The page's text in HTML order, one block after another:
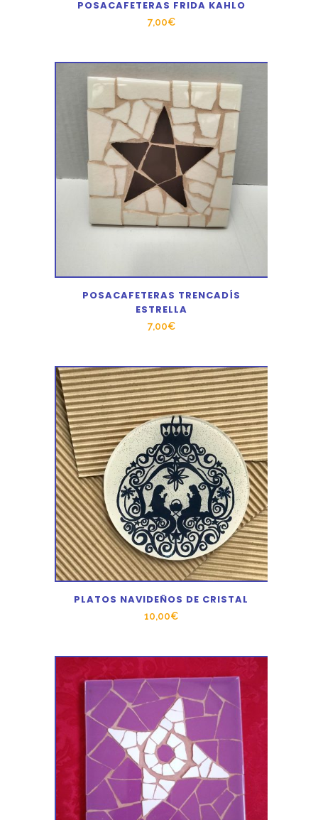
POSACAFETERAS FRIDA KAHLO
7,00€
POSACAFETERAS TRENCADÍS
ESTRELLA
7,00€
PLATOS NAVIDEÑOS DE CRISTAL
10,00€